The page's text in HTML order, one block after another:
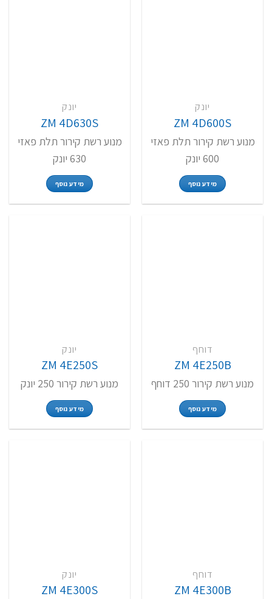
יונק
ZM 4D600S
מנוע רשת קירור תלת פאזי
600 יונק
מידע נוסף
יונק
ZM 4D630S
מנוע רשת קירור תלת פאזי
630 יונק
מידע נוסף
דוחף
ZM 4E250B
מנוע רשת קירור 250 דוחף
מידע נוסף
יונק
ZM 4E250S
מנוע רשת קירור 250 יונק
מידע נוסף
דוחף
ZM 4E300B
יונק
ZM 4E300S